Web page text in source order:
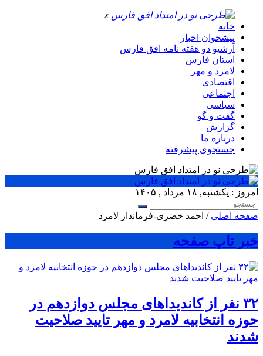
x
خانه
پیشخوان اخبار
آرشیو دو هفته نامه افق فارس
استان فارس
لامرد و مهر
اقتصادی
اجتماعی
سیاسی
گفت و گو
گزارش
درباره ما
جستجوی پیشرفته
امروز : یکشنبه, ۱۸ مرداد , ۱۴۰۵
صفحه اصلی / احمد خضری-فرماندار لامرد
خبر تاپ صفحه
٣٢ نفر از کاندیداهای مجلس دوازدهم در
حوزه انتخابیه لامرد و مهر تایید صلاحیت
شدند